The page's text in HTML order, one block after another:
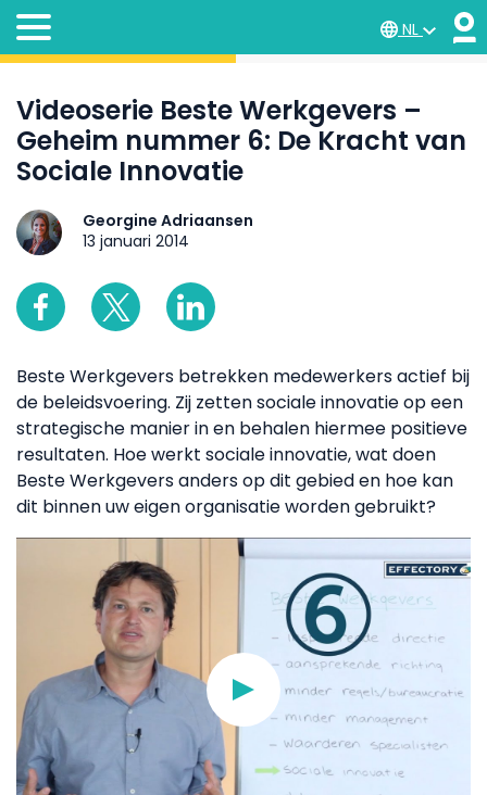
NL
Videoserie Beste Werkgevers –
Geheim nummer 6: De Kracht van
Sociale Innovatie
Georgine Adriaansen
13 januari 2014
Beste Werkgevers betrekken medewerkers actief bij
de beleidsvoering. Zij zetten sociale innovatie op een
strategische manier in en behalen hiermee positieve
resultaten. Hoe werkt sociale innovatie, wat doen
Beste Werkgevers anders op dit gebied en hoe kan
dit binnen uw eigen organisatie worden gebruikt?